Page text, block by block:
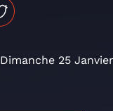
Dimanche 25